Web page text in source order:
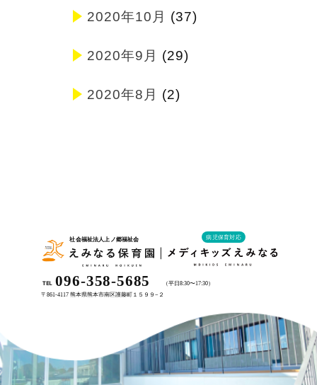
2020年10月 (37)
2020年9月 (29)
2020年8月 (2)